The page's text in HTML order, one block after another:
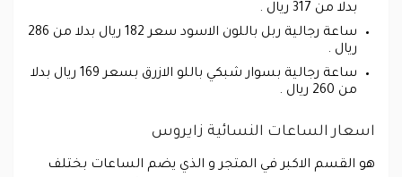
بدلا من 317 ريال .
ساعة رجالية ربل باللون الاسود سعر 182 ريال بدلا من 286
ريال .
ساعة رجالية بسوار شبكي باللو الازرق بسعر 169 ريال بدلا
من 260 ريال .
اسعار الساعات النسائية زايروس
هو القسم الاكبر في المتجر و الذي يضم الساعات بختلف